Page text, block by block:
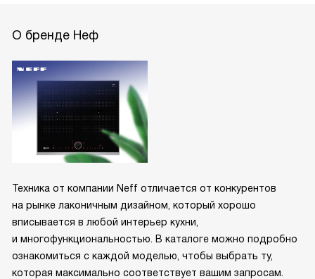
О бренде Неф
Техника от компании Neff отличается от конкурентов
на рынке лаконичным дизайном, который хорошо
вписывается в любой интерьер кухни,
и многофункциональностью. В каталоге можно подробно
ознакомиться с каждой моделью, чтобы выбрать ту,
которая максимально соответствует вашим запросам.